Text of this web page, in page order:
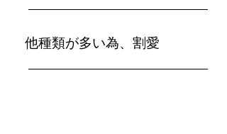
​他種類が多い為、割愛